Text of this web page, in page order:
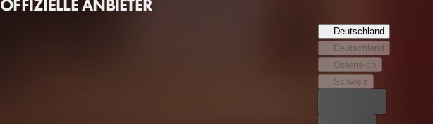
OFFIZIELLE ANBIETER
Deutschland
Deutschland
Österreich
Schweiz